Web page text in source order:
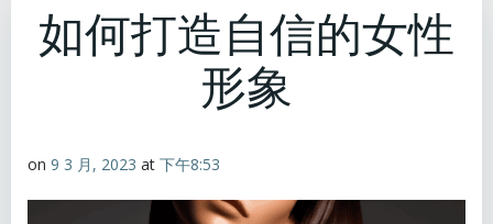
如何打造自信的女性
形象
on 9 3 月, 2023 at 下午8:53